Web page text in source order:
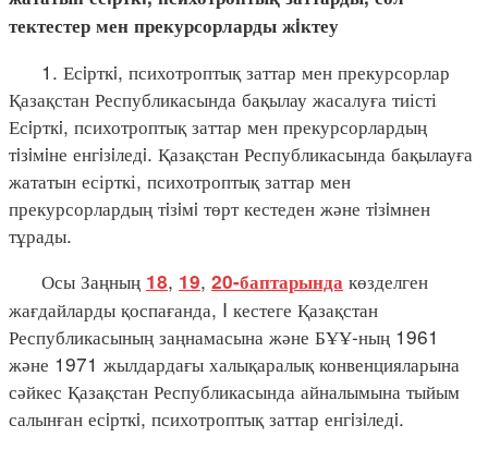
тектестер мен прекурсорларды жiктеу
1. Есiрткi, психотроптық заттар мен прекурсорлар
Қазақстан Республикасында бақылау жасалуға тиісті
Есiрткi, психотроптық заттар мен прекурсорлардың
тiзiмiне енгiзiледi. Қазақстан Республикасында бақылауға
жататын есірткі, психотроптық заттар мен
прекурсорлардың тiзiмi төрт кестеден және тiзiмнен
тұрады.
Осы Заңның 18, 19, 20-баптарында көзделген
жағдайларды қоспағанда, I кестеге Қазақстан
Республикасының заңнамасына және БҰҰ-ның 1961
және 1971 жылдардағы халықаралық конвенцияларына
сәйкес Қазақстан Республикасында айналымына тыйым
салынған есiрткi, психотроптық заттар енгiзiледi.